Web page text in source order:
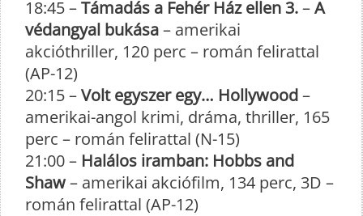
18:45 –Támadás a Fehér Ház ellen 3.–A
védangyal bukása– amerikai
akcióthriller, 120 perc – román felirattal
(AP-12)
20:15 –Volt egyszer egy… Hollywood–
amerikai-angol krimi, dráma, thriller, 165
perc – román felirattal (N-15)
21:00 – Halálos iramban: Hobbs and
Shaw– amerikai akciófilm, 134 perc, 3D –
román felirattal (AP-12)